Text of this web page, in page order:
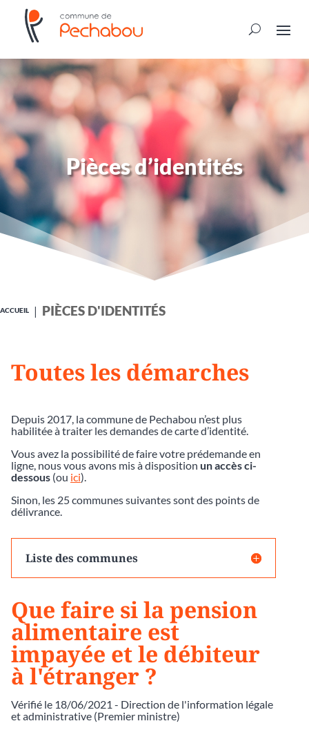
Pièces d’identités
ACCUEIL PIÈCES D'IDENTITÉS
Toutes les démarches
Depuis 2017, la commune de Pechabou n’est plus
habilitée à traiter les demandes de carte d’identité.
Vous avez la possibilité de faire votre prédemande en
ligne, nous vous avons mis à disposition un accès ci-
dessous (ou ici).
Sinon, les 25 communes suivantes sont des points de
délivrance.
Liste des communes
Que faire si la pension
alimentaire est
impayée et le débiteur
à l'étranger ?
Vérifié le 18/06/2021 - Direction de l'information légale
et administrative (Premier ministre)